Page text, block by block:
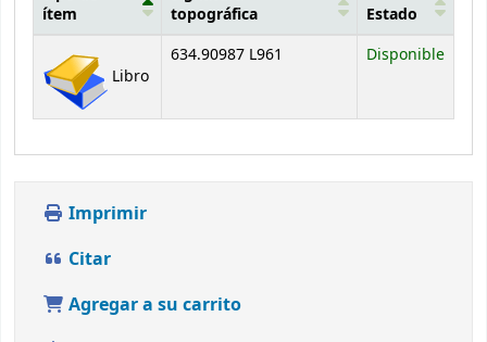
ítem
topográfica
Estado
Libro
634.90987 L961 Disponible
Imprimir
Citar
Agregar a su carrito